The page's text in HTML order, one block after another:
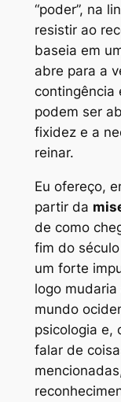
“poder”, na
resistir ao
baseia em
abre para a
contingência
podem ser
fixidez e a
reinar.
Eu ofereço,
partir da
de como
fim do
um forte
logo
mundo
psicologia e,
falar de